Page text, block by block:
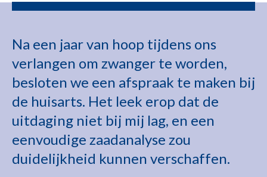
Na een jaar van hoop tijdens ons
verlangen om zwanger te worden,
besloten we een afspraak te maken bij
de huisarts. Het leek erop dat de
uitdaging niet bij mij lag, en een
eenvoudige zaadanalyse zou
duidelijkheid kunnen verschaffen.